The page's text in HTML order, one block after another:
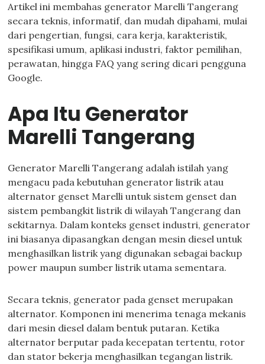
Artikel ini membahas generator Marelli Tangerang
secara teknis, informatif, dan mudah dipahami, mulai
dari pengertian, fungsi, cara kerja, karakteristik,
spesifikasi umum, aplikasi industri, faktor pemilihan,
perawatan, hingga FAQ yang sering dicari pengguna
Google.
Apa Itu Generator
Marelli Tangerang
Generator Marelli Tangerang adalah istilah yang
mengacu pada kebutuhan generator listrik atau
alternator genset Marelli untuk sistem genset dan
sistem pembangkit listrik di wilayah Tangerang dan
sekitarnya. Dalam konteks genset industri, generator
ini biasanya dipasangkan dengan mesin diesel untuk
menghasilkan listrik yang digunakan sebagai backup
power maupun sumber listrik utama sementara.
Secara teknis, generator pada genset merupakan
alternator. Komponen ini menerima tenaga mekanis
dari mesin diesel dalam bentuk putaran. Ketika
alternator berputar pada kecepatan tertentu, rotor
dan stator bekerja menghasilkan tegangan listrik.